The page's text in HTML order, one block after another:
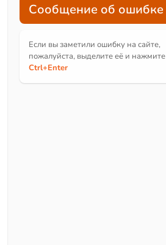
Сообщение об ошибке
Если вы заметили ошибку на сайте,
пожалуйста, выделите её и нажмите
Ctrl+Enter